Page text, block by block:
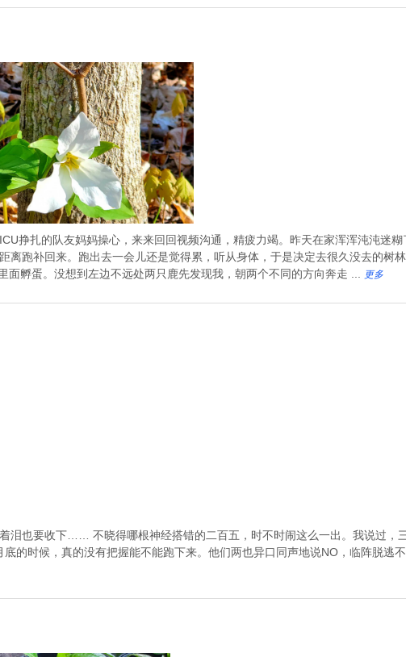
挣扎的队友妈妈操心，来来回回视频沟通，精疲力竭。昨天在家浑浑沌沌迷
离跑补回来。跑出去一会儿还是觉得累，听从身体，于是决定去很久没去的树
面孵蛋。没想到左边不远处两只鹿先发现我，朝两个不同的方向奔走 ...
更多
泪也要收下…… 不晓得哪根神经搭错的二百五，时不时闹这么一出。我说过，
的时候，真的没有把握能不能跑下来。他们两也异口同声地说NO，临阵脱逃